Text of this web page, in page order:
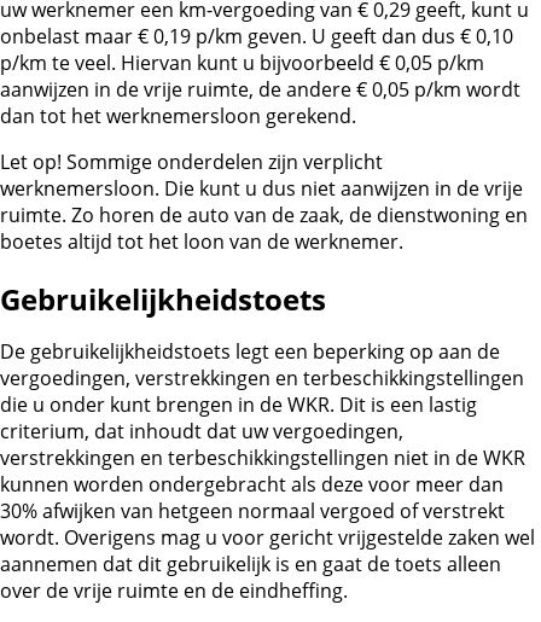
uw werknemer een km-vergoeding van € 0,29 geeft, kunt u
onbelast maar € 0,19 p/km geven. U geeft dan dus € 0,10
p/km te veel. Hiervan kunt u bijvoorbeeld € 0,05 p/km
aanwijzen in de vrije ruimte, de andere € 0,05 p/km wordt
dan tot het werknemersloon gerekend.
Let op! Sommige onderdelen zijn verplicht
werknemersloon. Die kunt u dus niet aanwijzen in de vrije
ruimte. Zo horen de auto van de zaak, de dienstwoning en
boetes altijd tot het loon van de werknemer.
Gebruikelijkheidstoets
De gebruikelijkheidstoets legt een beperking op aan de
vergoedingen, verstrekkingen en terbeschikkingstellingen
die u onder kunt brengen in de WKR. Dit is een lastig
criterium, dat inhoudt dat uw vergoedingen,
verstrekkingen en terbeschikkingstellingen niet in de WKR
kunnen worden ondergebracht als deze voor meer dan
30% afwijken van hetgeen normaal vergoed of verstrekt
wordt. Overigens mag u voor gericht vrijgestelde zaken wel
aannemen dat dit gebruikelijk is en gaat de toets alleen
over de vrije ruimte en de eindheffing.